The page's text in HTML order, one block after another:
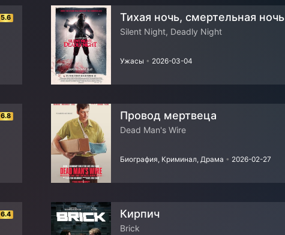
5.6 Тихая ночь, смертельная ночь
Silent Night, Deadly Night
Ужасы • 2026-03-04
6.8 Провод мертвеца
Dead Man's Wire
Биография, Криминал, Драма • 2026-02-27
6.4 Кирпич
Brick